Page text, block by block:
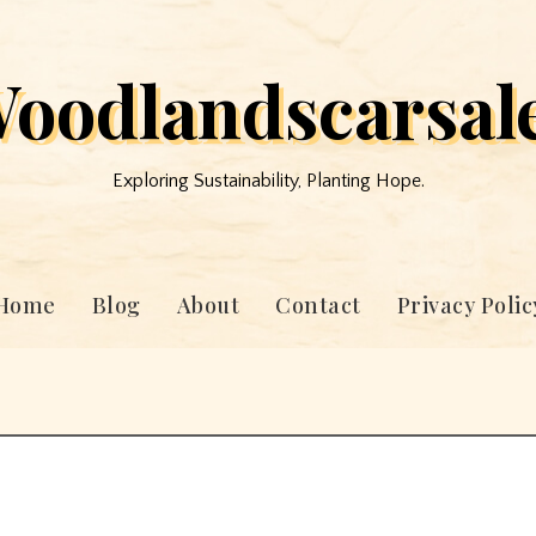
Exploring Sustainability, Planting Hope.
Blog About Contact Privacy